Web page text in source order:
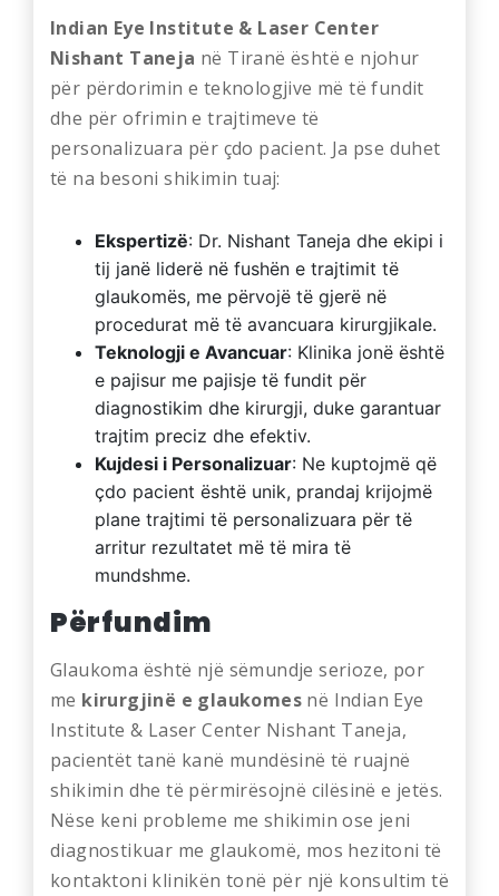
Indian Eye Institute & Laser Center
Nishant Taneja në Tiranë është e njohur
për përdorimin e teknologjive më të fundit
dhe për ofrimin e trajtimeve të
personalizuara për çdo pacient. Ja pse duhet
të na besoni shikimin tuaj:
Ekspertizë: Dr. Nishant Taneja dhe ekipi i
tij janë liderë në fushën e trajtimit të
glaukomës, me përvojë të gjerë në
procedurat më të avancuara kirurgjikale.
Teknologji e Avancuar: Klinika jonë është
e pajisur me pajisje të fundit për
diagnostikim dhe kirurgji, duke garantuar
trajtim preciz dhe efektiv.
Kujdesi i Personalizuar: Ne kuptojmë që
çdo pacient është unik, prandaj krijojmë
plane trajtimi të personalizuara për të
arritur rezultatet më të mira të
mundshme.
Përfundim
Glaukoma është një sëmundje serioze, por
me kirurgjinë e glaukomes në Indian Eye
Institute & Laser Center Nishant Taneja,
pacientët tanë kanë mundësinë të ruajnë
shikimin dhe të përmirësojnë cilësinë e jetës.
Nëse keni probleme me shikimin ose jeni
diagnostikuar me glaukomë, mos hezitoni të
kontaktoni klinikën tonë për një konsultim të